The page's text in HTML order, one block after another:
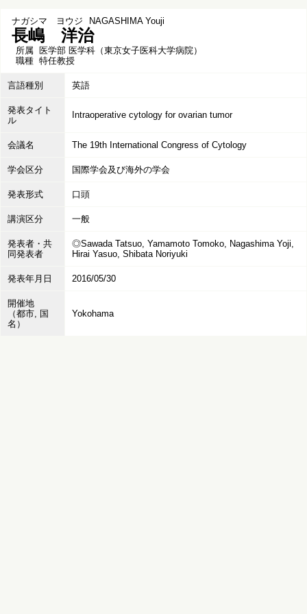
ナガシマ ヨウジ NAGASHIMA Youji
長嶋 洋治
所属 医学部 医学科（東京女子医科大学病院）
職種 特任教授
言語種別 英語
発表タイト
ル
Intraoperative cytology for ovarian tumor
会議名 The 19th International Congress of Cytology
学会区分 国際学会及び海外の学会
発表形式 口頭
講演区分 一般
発表者・共
同発表者
◎Sawada Tatsuo, Yamamoto Tomoko, Nagashima Yoji,
Hirai Yasuo, Shibata Noriyuki
発表年月日 2016/05/30
開催地
（都市, 国
名）
Yokohama